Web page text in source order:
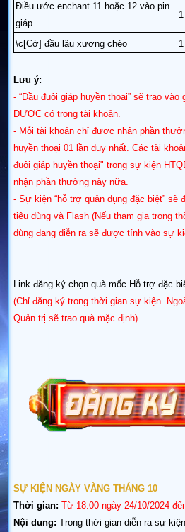
Điều ước enchant 11 hoặc 12 vào pin
giáp
1
\c[Cờ] đầu lâu xương chéo 1
Lưu ý:
- “Đầu đuôi giáp huyền thoại” sẽ trao vào
ĐƯỢC có trong tài khoản.
- Mỗi tài khoản chỉ được nhận phần
huyền thoại 01 lần duy nhất. Các tài
đuôi giáp huyền thoại" trong sự kiện
nhận phần thưởng này nữa.
- Sự kiện “hỗ trợ quân dụng đặc biệt”
tiêu dùng và Flash (Nếu tham gia trong
dùng đang diễn ra sẽ được tính vào sự
​Link đăng ký chọn quà mốc Hỗ trợ đặc
(Chỉ đăng ký trong thời gian sự kiện.
Quản trị sẽ trao quà mặc định)
SỰ KIỆN NGÀY VÀNG THÁNG 10
Thời gian: Từ 18:00 ngày 24/10/2024
Nội dung: Trong thời gian diễn ra sự